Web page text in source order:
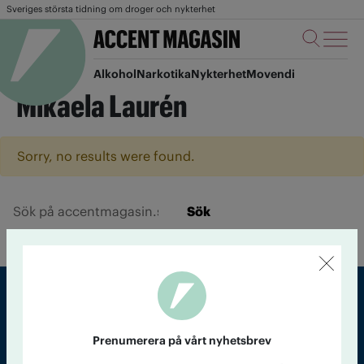
Sveriges största tidning om droger och nykterhet
AlkoholNarkotikaNykterhetMovendi
Mikaela Laurén
Sorry, no results were found.
Sök
Prenumerera på vårt nyhetsbrev